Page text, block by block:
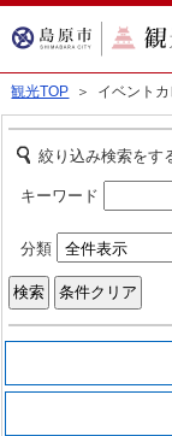
観光TOP ＞ イベントカ
絞り込み検索をす
キーワード
分類